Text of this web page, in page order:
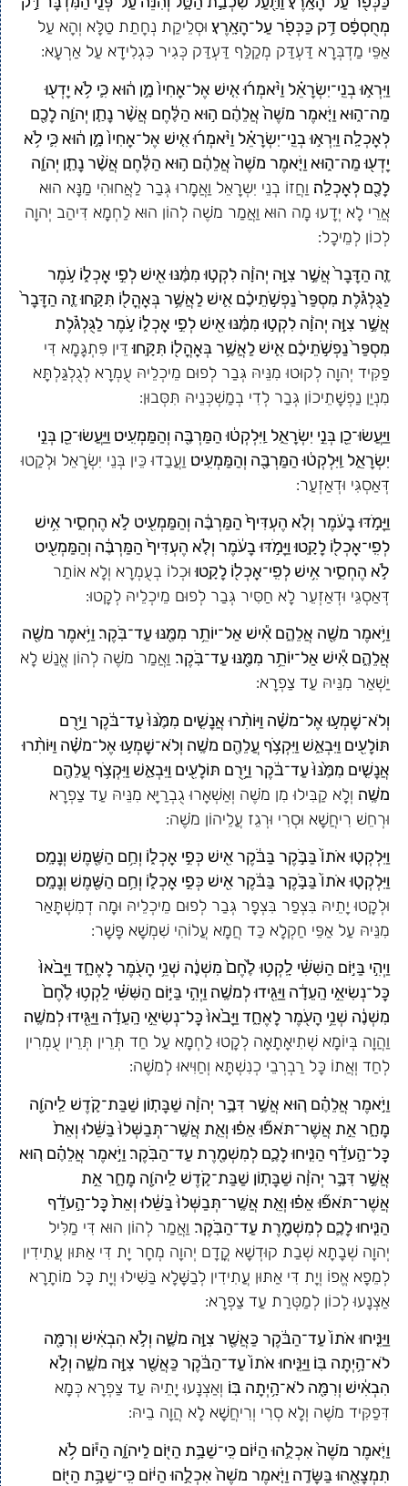
מְחֻסְפָּ֔ס דַּ֥ק כַּכְּפֹ֖ר עַל־הָאָֽרֶץ׃ וּסְלֵיקַת נְחָתַת טַלָּא וְהָא עַל
אַפֵּי מַדְבְּרָא דַּעְדַּק מְקַלַּף דַּעְדַּק כְּגִיר כִּגְלִידָא עַל אַרְעָא:
וַיִּרְא֣וּ בְנֵֽי־יִשְׂרָאֵ֗ל וַיֹּ֨אמְר֜וּ אִ֤ישׁ אֶל־אָחִיו֙ מָ֣ן ה֔וּא כִּ֛י לֹ֥א יָדְע֖וּ
מַה־ה֑וּא וַיֹּ֤אמֶר מֹשֶׁה֙ אֲלֵהֶ֔ם ה֣וּא הַלֶּ֔חֶם אֲשֶׁ֨ר נָתַ֧ן יְהֹוָ֛ה לָכֶ֖ם
לְאׇכְלָֽה׃ וַיִּרְא֣וּ בְנֵֽי־יִשְׂרָאֵ֗ל וַיֹּ֨אמְר֜וּ אִ֤ישׁ אֶל־אָחִיו֙ מָ֣ן ה֔וּא כִּ֛י לֹ֥א
יָדְע֖וּ מַה־ה֑וּא וַיֹּ֤אמֶר מֹשֶׁה֙ אֲלֵהֶ֔ם ה֣וּא הַלֶּ֔חֶם אֲשֶׁ֨ר נָתַ֧ן יְהֹוָ֛ה
לָכֶ֖ם לְאׇכְלָֽה׃ וַחֲזוֹ בְנֵי יִשְרָאֵל וַאֲמָרוּ גְּבַר לַאֲחוּהִי מַנָּא הוּא
אֲרֵי לָא יְדָעוּ מָה הוּא וַאֲמַר מֹשֶׁה לְהוֹן הוּא לַחְמָא דִּיהַב יְהוָה
לְכוֹן לְמֵיכָל:
זֶ֤ה הַדָּבָר֙ אֲשֶׁ֣ר צִוָּ֣ה יְהֹוָ֔ה לִקְט֣וּ מִמֶּ֔נּוּ אִ֖ישׁ לְפִ֣י אׇכְל֑וֹ עֹ֣מֶר
לַגֻּלְגֹּ֗לֶת מִסְפַּר֙ נַפְשֹׁ֣תֵיכֶ֔ם אִ֛ישׁ לַאֲשֶׁ֥ר בְּאׇהֳל֖וֹ תִּקָּֽחוּ׃ זֶ֤ה הַדָּבָר֙
אֲשֶׁ֣ר צִוָּ֣ה יְהֹוָ֔ה לִקְט֣וּ מִמֶּ֔נּוּ אִ֖ישׁ לְפִ֣י אׇכְל֑וֹ עֹ֣מֶר לַגֻּלְגֹּ֗לֶת
מִסְפַּר֙ נַפְשֹׁ֣תֵיכֶ֔ם אִ֛ישׁ לַאֲשֶׁ֥ר בְּאׇהֳל֖וֹ תִּקָּֽחוּ׃דֵּין פִּתְגָּמָא דִּי
פַקִּיד יְהוָה לְקוּטוּ מִנֵּיהּ גְּבַר לְפוּם מֵיכְלֵיהּ עֻמְרָא לְגֻלְגַּלְתָּא
מִנְיַן נַפְשָׁתֵיכוֹן גְּבַר לְדִי בְמַשְׁכְּנֵיהּ תִּסְּבוּן:
וַיַּעֲשׂוּ־כֵ֖ן בְּנֵ֣י יִשְׂרָאֵ֑ל וַֽיִּלְקְט֔וּ הַמַּרְבֶּ֖ה וְהַמַּמְעִֽיט׃ וַיַּעֲשׂוּ־כֵ֖ן בְּנֵ֣י
יִשְׂרָאֵ֑ל וַֽיִּלְקְט֔וּ הַמַּרְבֶּ֖ה וְהַמַּמְעִֽיט׃ וַעֲבַדוּ כֵּין בְּנֵי יִשְׂרָאֵל וּלְקַטוּ
דְּאַסְגִּי וּדְאַזְעַר:
וַיָּמֹ֣דּוּ בָעֹ֔מֶר וְלֹ֤א הֶעְדִּיף֙ הַמַּרְבֶּ֔ה וְהַמַּמְעִ֖יט לֹ֣א הֶחְסִ֑יר אִ֥ישׁ
לְפִֽי־אׇכְל֖וֹ לָקָֽטוּ׃ וַיָּמֹ֣דּוּ בָעֹ֔מֶר וְלֹ֤א הֶעְדִּיף֙ הַמַּרְבֶּ֔ה וְהַמַּמְעִ֖יט
לֹ֣א הֶחְסִ֑יר אִ֥ישׁ לְפִֽי־אׇכְל֖וֹ לָקָֽטוּ׃וּכְלוֹ בְעֻמְרָא וְלָא אוֹתַר
דְּאַסְגֵּי וּדְאַזְעֵר לָא חַסִּיר גְּבַר לְפוּם מֵיכְלֵיהּ לְקָטוּ:
וַיֹּ֥אמֶר מֹשֶׁ֖ה אֲלֵהֶ֑ם אִ֕ישׁ אַל־יוֹתֵ֥ר מִמֶּ֖נּוּ עַד־בֹּֽקֶר׃ וַיֹּ֥אמֶר מֹשֶׁ֖ה
אֲלֵהֶ֑ם אִ֕ישׁ אַל־יוֹתֵ֥ר מִמֶּ֖נּוּ עַד־בֹּֽקֶר׃ וַאֲמַר מֹשֶׁה לְהוֹן אֱנַשׁ לָא
יַשְׁאַר מִנֵּיהּ עַד צַפְרָא:
וְלֹא־שָׁמְע֣וּ אֶל־מֹשֶׁ֗ה וַיּוֹתִ֨רוּ אֲנָשִׁ֤ים מִמֶּ֙נּוּ֙ עַד־בֹּ֔קֶר וַיָּ֥רֻם
תּוֹלָעִ֖ים וַיִּבְאַ֑שׁ וַיִּקְצֹ֥ף עֲלֵהֶ֖ם מֹשֶֽׁה׃ וְלֹא־שָׁמְע֣וּ אֶל־מֹשֶׁ֗ה וַיּוֹתִ֨רוּ
אֲנָשִׁ֤ים מִמֶּ֙נּוּ֙ עַד־בֹּ֔קֶר וַיָּ֥רֻם תּוֹלָעִ֖ים וַיִּבְאַ֑שׁ וַיִּקְצֹ֥ף עֲלֵהֶ֖ם
מֹשֶֽׁה׃ וְלָא קַבִּילוּ מִן מֹשֶׁה וְאַשְׁאָרוּ גֻבְרַיָּא מִנֵּיהּ עַד צַפְרָא
וּרְחֵשׁ רִיחֲשָׁא וּסְרִי וּרְגֵז עֲלֵיהוֹן מֹשֶׁה:
וַיִּלְקְט֤וּ אֹתוֹ֙ בַּבֹּ֣קֶר בַּבֹּ֔קֶר אִ֖ישׁ כְּפִ֣י אׇכְל֑וֹ וְחַ֥ם הַשֶּׁ֖מֶשׁ וְנָמָֽס׃
וַיִּלְקְט֤וּ אֹתוֹ֙ בַּבֹּ֣קֶר בַּבֹּ֔קֶר אִ֖ישׁ כְּפִ֣י אׇכְל֑וֹ וְחַ֥ם הַשֶּׁ֖מֶשׁ וְנָמָֽס׃
וּלְקָטוּ יָתֵיהּ בִּצְפַר בִּצְפָר גְּבַר לְפוּם מֵיכְלֵיהּ וּמָה דְמִשְׁתָּאַר
מִנֵּיהּ עַל אַפֵּי חַקְלָא כַּד חֲמָא עֲלוֹהִי שִׁמְשָׁא פָּשָׁר:
וַיְהִ֣י בַּיּ֣וֹם הַשִּׁשִּׁ֗י לָֽקְט֥וּ לֶ֙חֶם֙ מִשְׁנֶ֔ה שְׁנֵ֥י הָעֹ֖מֶר לָאֶחָ֑ד וַיָּבֹ֙אוּ֙
כׇּל־נְשִׂיאֵ֣י הָֽעֵדָ֔ה וַיַּגִּ֖ידוּ לְמֹשֶֽׁה׃ וַיְהִ֣י בַּיּ֣וֹם הַשִּׁשִּׁ֗י לָֽקְט֥וּ לֶ֙חֶם֙
מִשְׁנֶ֔ה שְׁנֵ֥י הָעֹ֖מֶר לָאֶחָ֑ד וַיָּבֹ֙אוּ֙ כׇּל־נְשִׂיאֵ֣י הָֽעֵדָ֔ה וַיַּגִּ֖ידוּ לְמֹשֶֽׁה׃
וַהֲוָה בְּיוֹמָא שְׁתִיאָתָאָה לְקָטוּ לַחְמָא עַל חַד תְּרֵין תְּרֵין עֻמְרִין
לְחַד וְאֲתוֹ כָּל רַבְרְבֵי כְנִשְׁתָּא וְחַוִּיאוּ לְמֹשֶׁה:
וַיֹּ֣אמֶר אֲלֵהֶ֗ם ה֚וּא אֲשֶׁ֣ר דִּבֶּ֣ר יְהֹוָ֔ה שַׁבָּת֧וֹן שַׁבַּת־קֹ֛דֶשׁ לַֽיהֹוָ֖ה
מָחָ֑ר אֵ֣ת אֲשֶׁר־תֹּאפ֞וּ אֵפ֗וּ וְאֵ֤ת אֲשֶֽׁר־תְּבַשְּׁלוּ֙ בַּשֵּׁ֔לוּ וְאֵת֙
כׇּל־הָ֣עֹדֵ֔ף הַנִּ֧יחוּ לָכֶ֛ם לְמִשְׁמֶ֖רֶת עַד־הַבֹּֽקֶר׃ וַיֹּ֣אמֶר אֲלֵהֶ֗ם ה֚וּא
אֲשֶׁ֣ר דִּבֶּ֣ר יְהֹוָ֔ה שַׁבָּת֧וֹן שַׁבַּת־קֹ֛דֶשׁ לַֽיהֹוָ֖ה מָחָ֑ר אֵ֣ת
אֲשֶׁר־תֹּאפ֞וּ אֵפ֗וּ וְאֵ֤ת אֲשֶֽׁר־תְּבַשְּׁלוּ֙ בַּשֵּׁ֔לוּ וְאֵת֙ כׇּל־הָ֣עֹדֵ֔ף
הַנִּ֧יחוּ לָכֶ֛ם לְמִשְׁמֶ֖רֶת עַד־הַבֹּֽקֶר׃ וַאֲמַר לְהוֹן הוּא דִּי מַלִּיל
יְהוָה שְׁבָתָא שְׁבַת קוּדְשָׁא קֳדָם יְהוָה מְחָר יָת דִּי אַתּוּן עֲתִידִין
לְמֵפָא אֱפוֹ וְיָת דִּי אַתּוּן עֲתִידִין לְבַשָּׁלָא בַּשִּׁילוּ וְיָת כָּל מוֹתָרָא
אַצְנָעוּ לְכוֹן לְמַטְּרַת עַד צַפְרָא:
וַיַּנִּ֤יחוּ אֹתוֹ֙ עַד־הַבֹּ֔קֶר כַּאֲשֶׁ֖ר צִוָּ֣ה מֹשֶׁ֑ה וְלֹ֣א הִבְאִ֔ישׁ וְרִמָּ֖ה
לֹא־הָ֥יְתָה בּֽוֹ׃ וַיַּנִּ֤יחוּ אֹתוֹ֙ עַד־הַבֹּ֔קֶר כַּאֲשֶׁ֖ר צִוָּ֣ה מֹשֶׁ֑ה וְלֹ֣א
הִבְאִ֔ישׁ וְרִמָּ֖ה לֹא־הָ֥יְתָה בּֽוֹ׃ וְאַצְנָעוּ יָתֵיהּ עַד צַפְרָא כְּמָא
דִּפַקִּיד מֹשֶׁה וְלָא סְרִי וְרִיחֲשָׁא לָא הֲוָה בֵיהּ:
וַיֹּ֤אמֶר מֹשֶׁה֙ אִכְלֻ֣הוּ הַיּ֔וֹם כִּֽי־שַׁבָּ֥ת הַיּ֖וֹם לַיהֹוָ֑ה הַיּ֕וֹם לֹ֥א
תִמְצָאֻ֖הוּ בַּשָּׂדֶֽה׃ וַיֹּ֤אמֶר מֹשֶׁה֙ אִכְלֻ֣הוּ הַיּ֔וֹם כִּֽי־שַׁבָּ֥ת הַיּ֖וֹם